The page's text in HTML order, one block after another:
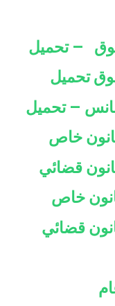
– تحميل
تحميل
– تحميل
خاص
قضائي
خاص
قضائي